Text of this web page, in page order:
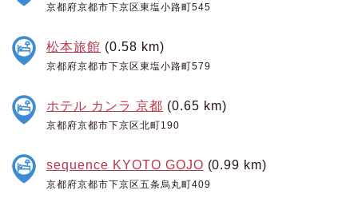
京都府京都市下京区東塩小路町545
松本旅館 (0.58 km)
京都府京都市下京区東塩小路町579
ホテル カンラ 京都 (0.65 km)
京都府京都市下京区北町190
sequence KYOTO GOJO (0.99 km)
京都府京都市下京区五条烏丸町409